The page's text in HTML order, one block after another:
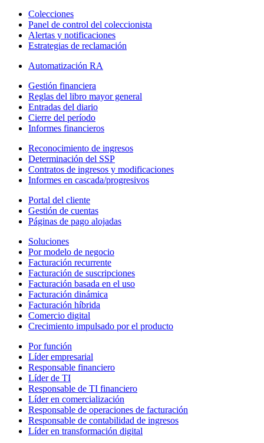
Colecciones
Panel de control del coleccionista
Alertas y notificaciones
Estrategias de reclamación
Automatización RA
Gestión financiera
Reglas del libro mayor general
Entradas del diario
Cierre del período
Informes financieros
Reconocimiento de ingresos
Determinación del SSP
Contratos de ingresos y modificaciones
Informes en cascada/progresivos
Portal del cliente
Gestión de cuentas
Páginas de pago alojadas
Soluciones
Por modelo de negocio
Facturación recurrente
Facturación de suscripciones
Facturación basada en el uso
Facturación dinámica
Facturación híbrida
Comercio digital
Crecimiento impulsado por el producto
Por función
Líder empresarial
Responsable financiero
Líder de TI
Responsable de TI financiero
Líder en comercialización
Responsable de operaciones de facturación
Responsable de contabilidad de ingresos
Líder en transformación digital